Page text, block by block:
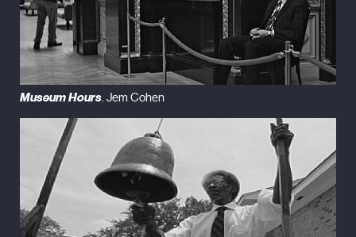
Museum Hours. Jem Cohen